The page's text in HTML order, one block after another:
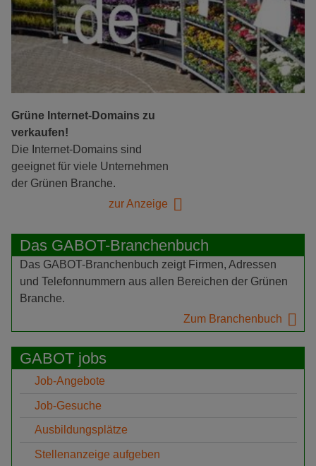
Grüne Internet-Domains zu
verkaufen!
Die Internet-Domains sind
geeignet für viele Unternehmen
der Grünen Branche.
zur Anzeige
Das GABOT-Branchenbuch
Das GABOT-Branchenbuch zeigt Firmen, Adressen
und Telefonnummern aus allen Bereichen der Grünen
Branche.
Zum Branchenbuch
GABOT jobs
Job-Angebote
Job-Gesuche
Ausbildungsplätze
Stellenanzeige aufgeben